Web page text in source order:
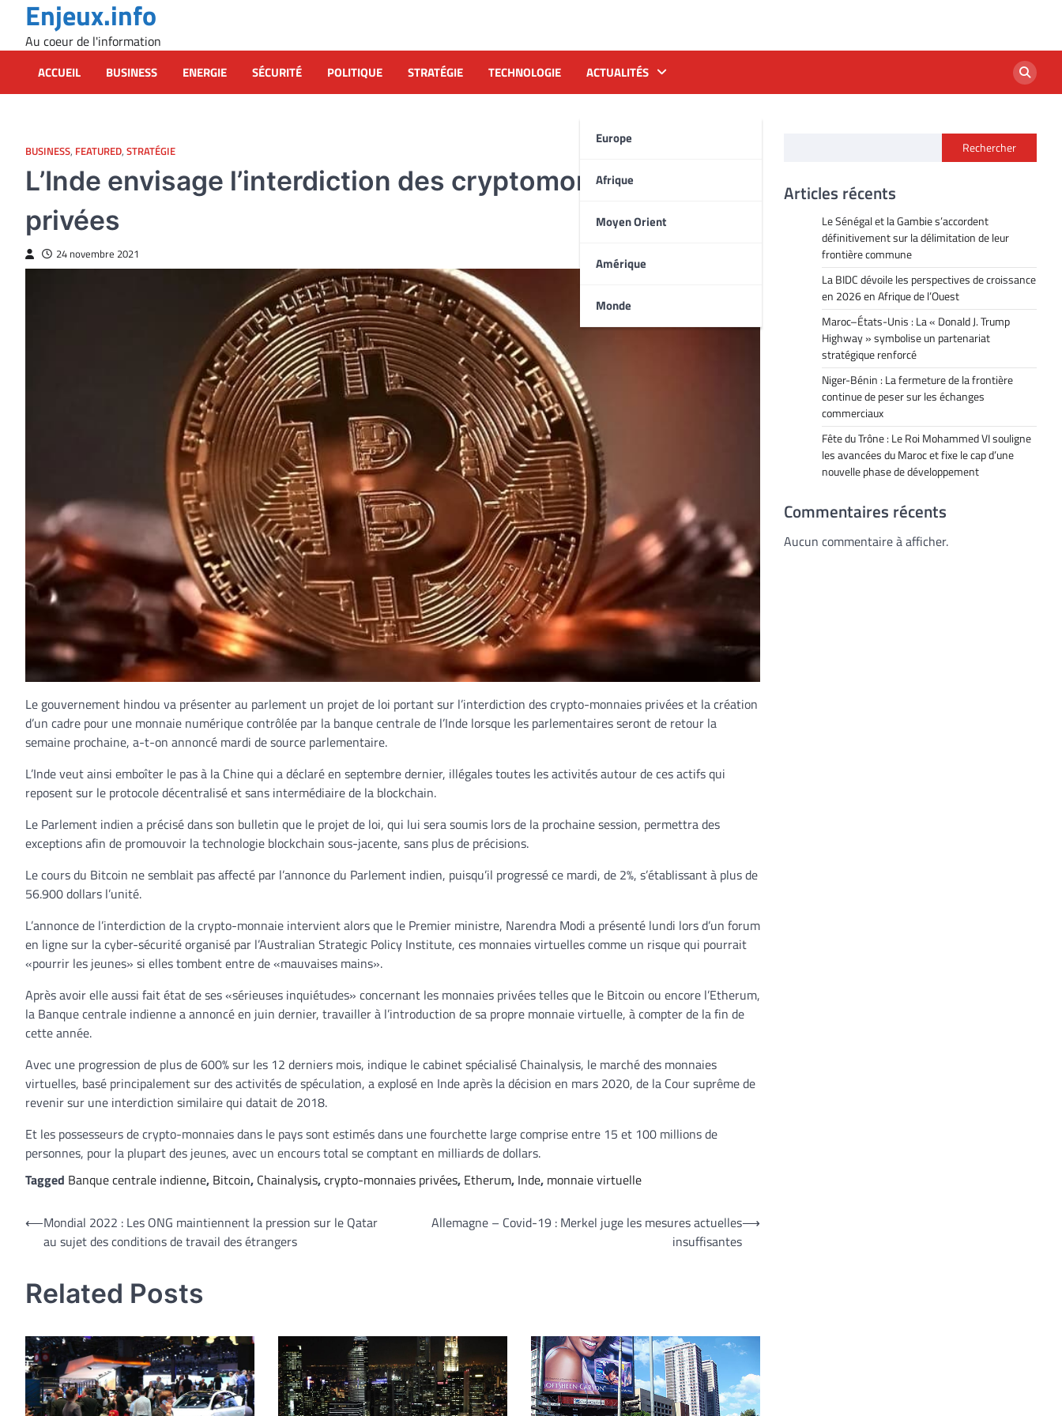
content
Enjeux.info
Au coeur de l'information
ACCUEIL BUSINESS ENERGIE SÉCURITÉ POLITIQUE STRATÉGIE TECHNOLOGIE ACTUALITÉS
Europe
Afrique
Moyen Orient
Amérique
Monde
BUSINESS, FEATURED, STRATÉGIE
L’Inde envisage l’interdiction des cryptomonnaies
privées
24 novembre 2021
Le gouvernement hindou va présenter au parlement un projet de loi portant sur l’interdiction des crypto-monnaies privées et la création
d’un cadre pour une monnaie numérique contrôlée par la banque centrale de l’Inde lorsque les parlementaires seront de retour la
semaine prochaine, a-t-on annoncé mardi de source parlementaire.
L’Inde veut ainsi emboîter le pas à la Chine qui a déclaré en septembre dernier, illégales toutes les activités autour de ces actifs qui
reposent sur le protocole décentralisé et sans intermédiaire de la blockchain.
Le Parlement indien a précisé dans son bulletin que le projet de loi, qui lui sera soumis lors de la prochaine session, permettra des
exceptions afin de promouvoir la technologie blockchain sous-jacente, sans plus de précisions.
Le cours du Bitcoin ne semblait pas affecté par l’annonce du Parlement indien, puisqu’il progressé ce mardi, de 2%, s’établissant à plus de
56.900 dollars l’unité.
L’annonce de l’interdiction de la crypto-monnaie intervient alors que le Premier ministre, Narendra Modi a présenté lundi lors d’un forum
en ligne sur la cyber-sécurité organisé par l’Australian Strategic Policy Institute, ces monnaies virtuelles comme un risque qui pourrait
«pourrir les jeunes» si elles tombent entre de «mauvaises mains».
Après avoir elle aussi fait état de ses «sérieuses inquiétudes» concernant les monnaies privées telles que le Bitcoin ou encore l’Etherum,
la Banque centrale indienne a annoncé en juin dernier, travailler à l’introduction de sa propre monnaie virtuelle, à compter de la fin de
cette année.
Avec une progression de plus de 600% sur les 12 derniers mois, indique le cabinet spécialisé Chainalysis, le marché des monnaies
virtuelles, basé principalement sur des activités de spéculation, a explosé en Inde après la décision en mars 2020, de la Cour suprême de
revenir sur une interdiction similaire qui datait de 2018.
Et les possesseurs de crypto-monnaies dans le pays sont estimés dans une fourchette large comprise entre 15 et 100 millions de
personnes, pour la plupart des jeunes, avec un encours total se comptant en milliards de dollars.
Tagged Banque centrale indienne, Bitcoin, Chainalysis,crypto-monnaies privées, Etherum, Inde, monnaie virtuelle
Navigation
⟵Mondial 2022 : Les ONG maintiennent la pression sur le Qatar
au sujet des conditions de travail des étrangers
Allemagne – Covid-19 : Merkel juge les mesures actuelles
insuffisantes
⟶
Related Posts
Rechercher
Articles récents
Le Sénégal et la Gambie s’accordent
définitivement sur la délimitation de leur
frontière commune
La BIDC dévoile les perspectives de croissance
en 2026 en Afrique de l’Ouest
Maroc–États-Unis : La « Donald J. Trump
Highway » symbolise un partenariat
stratégique renforcé
Niger-Bénin : La fermeture de la frontière
continue de peser sur les échanges
commerciaux
Fête du Trône : Le Roi Mohammed VI souligne
les avancées du Maroc et fixe le cap d’une
nouvelle phase de développement
Commentaires récents
Aucun commentaire à afficher.